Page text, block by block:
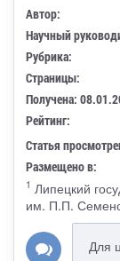
Автор:
Научный
Рубрика:
Страницы:
Получена:
Рейтинг:
Статья
Размещено в:
1 Липецкий
им. П.П.
Для